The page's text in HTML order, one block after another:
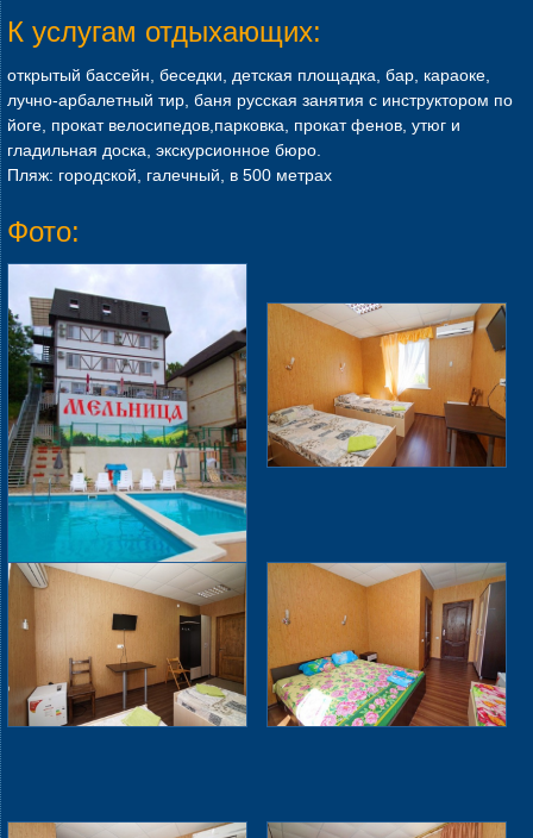
К услугам отдыхающих:
открытый бассейн, беседки, детская площадка, бар, караоке,
лучно-арбалетный тир, баня русская занятия с инструктором по
йоге, прокат велосипедов,парковка, прокат фенов, утюг и
гладильная доска, экскурсионное бюро.
Пляж: городской, галечный, в 500 метрах
Фото: